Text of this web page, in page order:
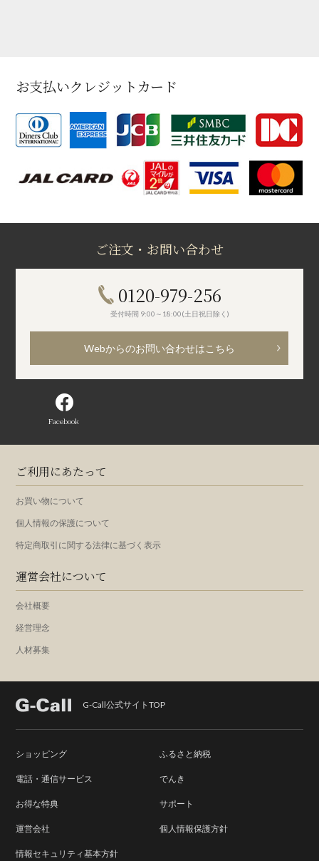
お支払いクレジットカード
ご注文・お問い合わせ
0120-979-256
受付時間 9:00～18:00(土日祝日除く)
Webからのお問い合わせはこちら
Facebook
ご利用にあたって
お買い物について
個人情報の保護について
特定商取引に関する法律に基づく表示
運営会社について
会社概要
経営理念
人材募集
G-Call公式サイトTOP
ショッピング ふるさと納税
電話・通信サービス でんき
お得な特典 サポート
運営会社 個人情報保護方針
情報セキュリティ基本方針